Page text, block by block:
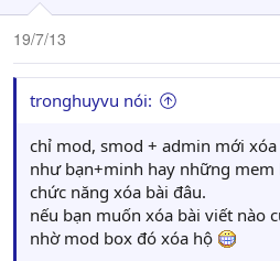
19/7/13
tronghuyvu nói:
chỉ mod, smod + admin mới
như bạn+minh hay những
chức năng xóa bài đâu.
nếu bạn muốn xóa bài viết nào
nhờ mod box đó xóa hộ